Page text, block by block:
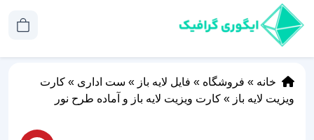
خانه » فروشگاه » فایل لایه باز » ست اداری » کارت
ویزیت لایه باز » کارت ویزیت لایه باز و آماده طرح نور